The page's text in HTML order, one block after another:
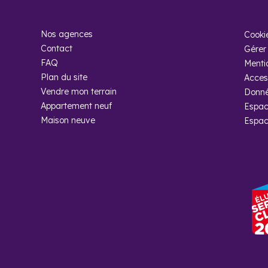
Combien
Ce sont 7 784
En pleine saison,
Pourquoi
La clé d’un
Nos agences
Contact
FAQ
Plan du site
Vendre mon terrain
Appartement neuf
Maison neuve
Gérer